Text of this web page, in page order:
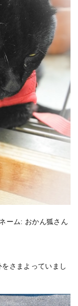
ーム: おかん狐さん
さまよっていまし